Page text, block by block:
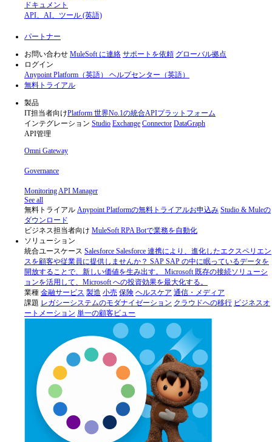
ドキュメント
API、AI、ツール (英語)
パートナー
お問い合わせ MuleSoft に連絡 サポートを依頼 グローバル拠点
ログイン
Anypoint Platform（英語） ヘルプセンター（英語）
無料トライアル
製品
IT担当者向けPlatform 世界No.1の統合APIプラットフォーム
インテグレーション Studio Exchange Connector DataGraph
API管理
Omni Gateway
Governance
MonitoringAPI Manager
See all
無料トライアル Anypoint Platformの無料トライアルお申込み Studio & Muleの
ダウンロード
ビジネス担当者向け MuleSoft RPA Botで業務を自動化
ソリューション
統合ユースケース Salesforce Salesforce 連携により、進化したエクスペリエン
スを顧客や従業員に提供しませんか？ SAP SAP の中に眠っているデータを
開放することで、新しい価値を生み出す。
Microsoft 既存の接続ソリューシ
ョンを活用して、Microsoft への投資効果を最大化する。
業種 金融サービス 製造 小売 保険 ヘルスケア 通信・メディア
課題 レガシーシステムのモダナイゼーション クラウドへの移行 ビジネスオ
ートメーション 単一の顧客ビュー